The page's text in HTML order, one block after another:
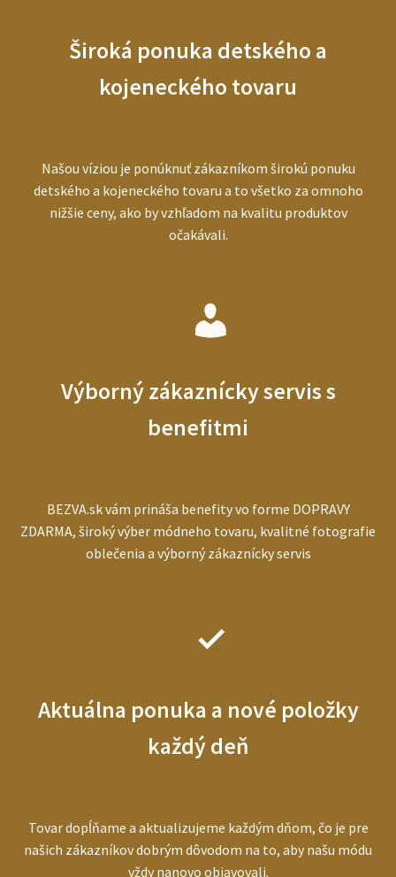
Široká ponuka detského a
kojeneckého tovaru
Našou víziou je ponúknuť zákazníkom širokú ponuku
detského a kojeneckého tovaru a to všetko za omnoho
nižšie ceny, ako by vzhľadom na kvalitu produktov
očakávali.
Výborný zákaznícky servis s
benefitmi
BEZVA.sk vám prináša benefity vo forme DOPRAVY
ZDARMA, široký výber módneho tovaru, kvalitné fotografie
oblečenia a výborný zákaznícky servis
Aktuálna ponuka a nové položky
každý deň
Tovar dopĺňame a aktualizujeme každým dňom, čo je pre
našich zákazníkov dobrým dôvodom na to, aby našu módu
vždy nanovo objavovali.